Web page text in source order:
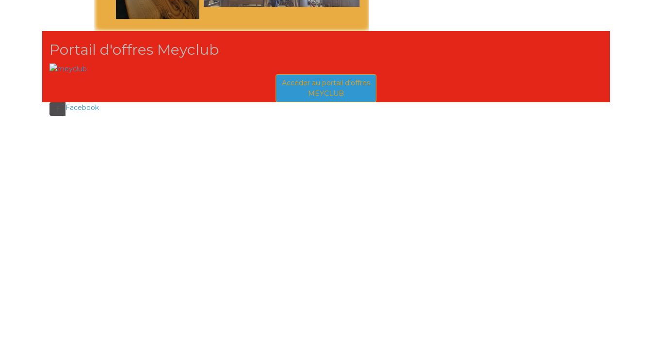
Portail d'offres Meyclub
Accéder au portail d'offres
MEYCLUB
Facebook